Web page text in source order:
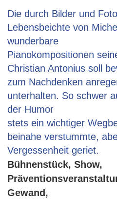
Die durch Bilder und
Lebensbeichte von
wunderbare
Pianokompositionen
Christian Antonius soll
zum Nachdenken
unterhalten. So schwer
der Humor
stets ein wichtiger
beinahe verstummte,
Vergessenheit geriet.
Bühnenstück, Show,
Gewand,